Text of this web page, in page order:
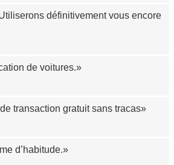
définitivement vous encore
de voitures.
transaction gratuit sans tracas
d’habitude.